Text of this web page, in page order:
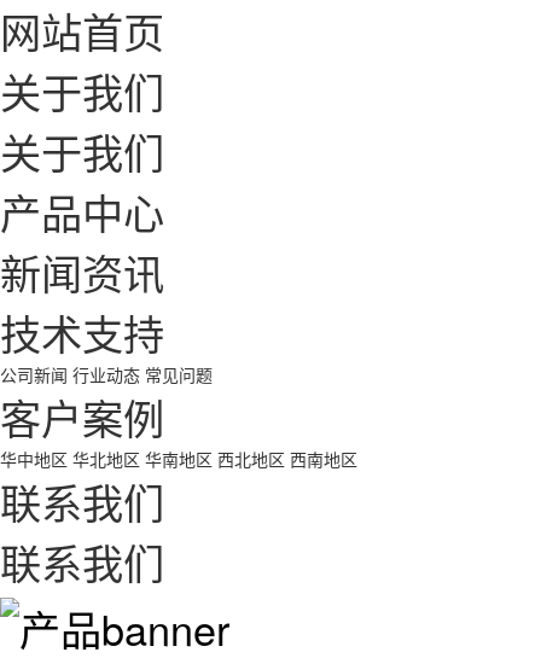
网站首页
关于我们
关于我们
产品中心
新闻资讯
技术支持
公司新闻 行业动态 常见问题
客户案例
华中地区 华北地区 华南地区 西北地区 西南地区
联系我们
联系我们